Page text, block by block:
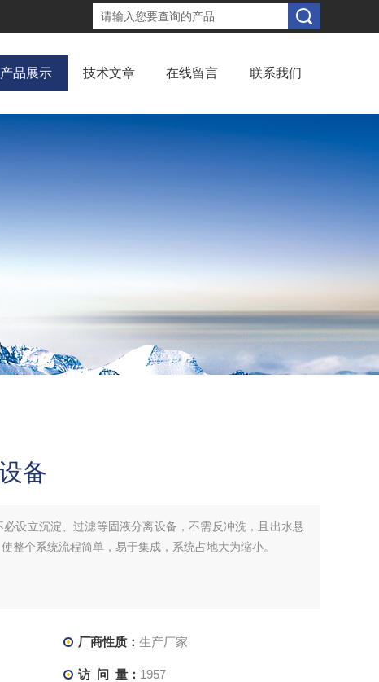
产品展示 技术文章 在线留言 联系我们
备
必设立沉淀、过滤等固液分离设备，不需反冲洗，且出水悬
整个系统流程简单，易于集成，系统占地大为缩小。
厂商性质： 生产厂家
访 问 量： 1957